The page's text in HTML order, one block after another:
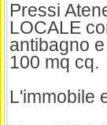
Pressi
LOCALE
antibagno
100 mq cq.
L'immobile